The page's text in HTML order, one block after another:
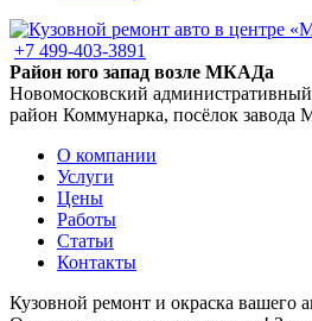
+7 499-403-3891
Район юго запад возле МКАДа
Новомосковский административный
район Коммунарка, посёлок завода
О компании
Услуги
Цены
Работы
Статьи
Контакты
Кузовной ремонт и окраска вашего